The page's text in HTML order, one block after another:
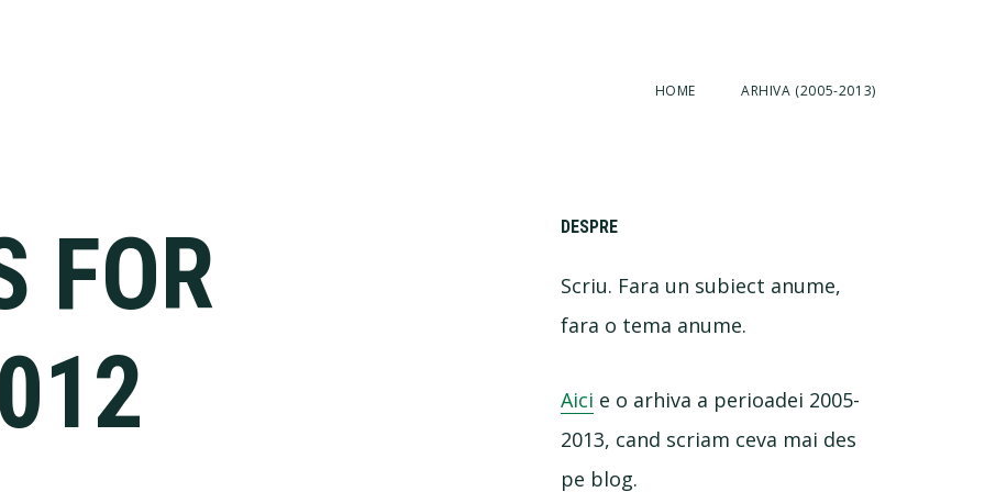
HOME ARHIVA (2005-2013)
FOR
Primary
Sidebar
DESPRE
Scriu. Fara un subiect anume,
fara o tema anume.
Aici e o arhiva a perioadei 2005-
2013, cand scriam ceva mai des
pe blog.